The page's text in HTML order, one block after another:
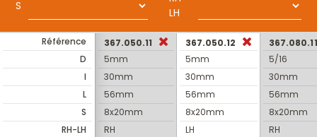
S
LH
Référence
D
I
L
S
RH-LH
367.050.11
5mm
30mm
56mm
8x20mm
RH
367.050.12
5mm
30mm
56mm
8x20mm
LH
367.080.11
5/16
30mm
56mm
8x20mm
RH